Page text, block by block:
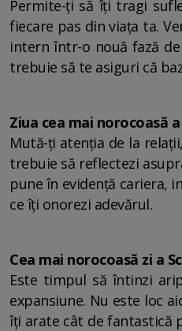
Permite-ți să îți tragi
fiecare pas din viața ta.
intern într-o nouă fază
trebuie să te asiguri că
Ziua cea mai norocoasă
Mută-ți atenția de la
trebuie să reflectezi
pune în evidență cariera,
ce îți onorezi adevărul.
Cea mai norocoasă zi a
Este timpul să întinzi
expansiune. Nu este loc
îți arate cât de fantastică